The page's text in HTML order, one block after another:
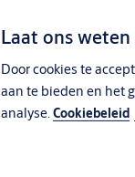
Laat ons
Door cookies te
aan te bieden en het
analyse.Cookiebeleid